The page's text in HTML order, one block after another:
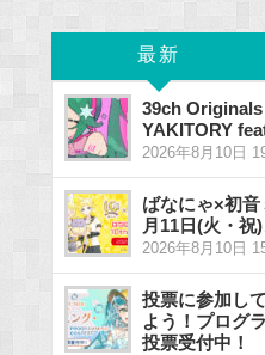
最新
39ch
YAKITORY
2026年8月10日
ばなにゃ×初
月11日(火・祝
2026年8月10日
投票に参加し
よう！プログ
投票受付中！